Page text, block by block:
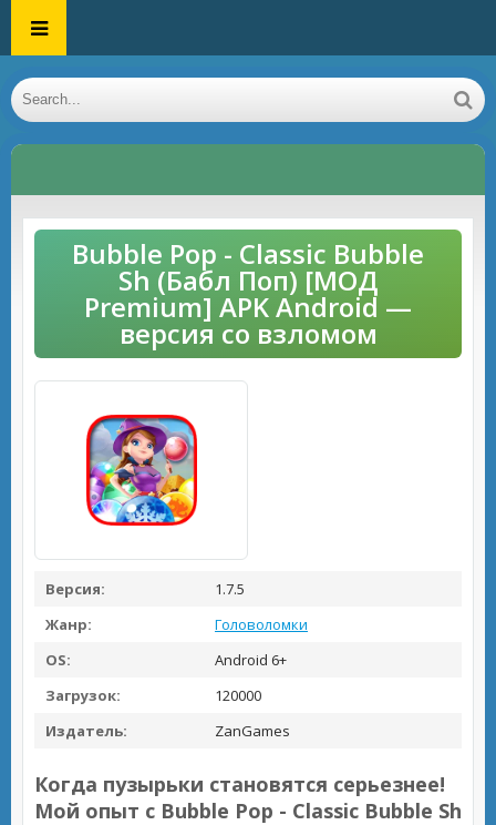
Bubble Pop - Classic Bubble
Sh (Бабл Поп) [МОД
Premium] APK Android —
версия со взломом
Версия:
1.7.5
Жанр:
Головоломки
OS:
Android 6+
Загрузок:
120000
Издатель:
ZanGames
Когда пузырьки становятся серьезнее!
Мой опыт с Bubble Pop - Classic Bubble Sh